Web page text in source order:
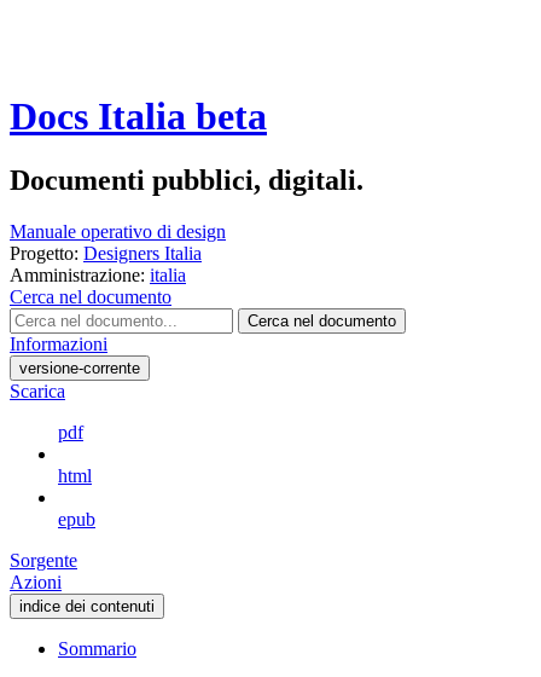
Docs Italia beta
Documenti pubblici, digitali.
Manuale operativo di design
Progetto: Designers Italia
Amministrazione: italia
Cerca nel documento
Cerca nel documento
Informazioni
versione-corrente
Scarica
pdf
html
epub
Sorgente
Azioni
indice dei contenuti
Sommario